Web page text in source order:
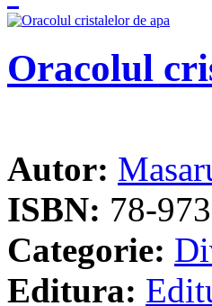
Oracolul
Autor:
ISBN: 78-
Categorie:
Editura: